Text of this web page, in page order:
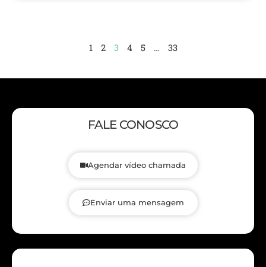
1 2 3 4 5 … 33
FALE CONOSCO
Agendar vídeo chamada
Enviar uma mensagem